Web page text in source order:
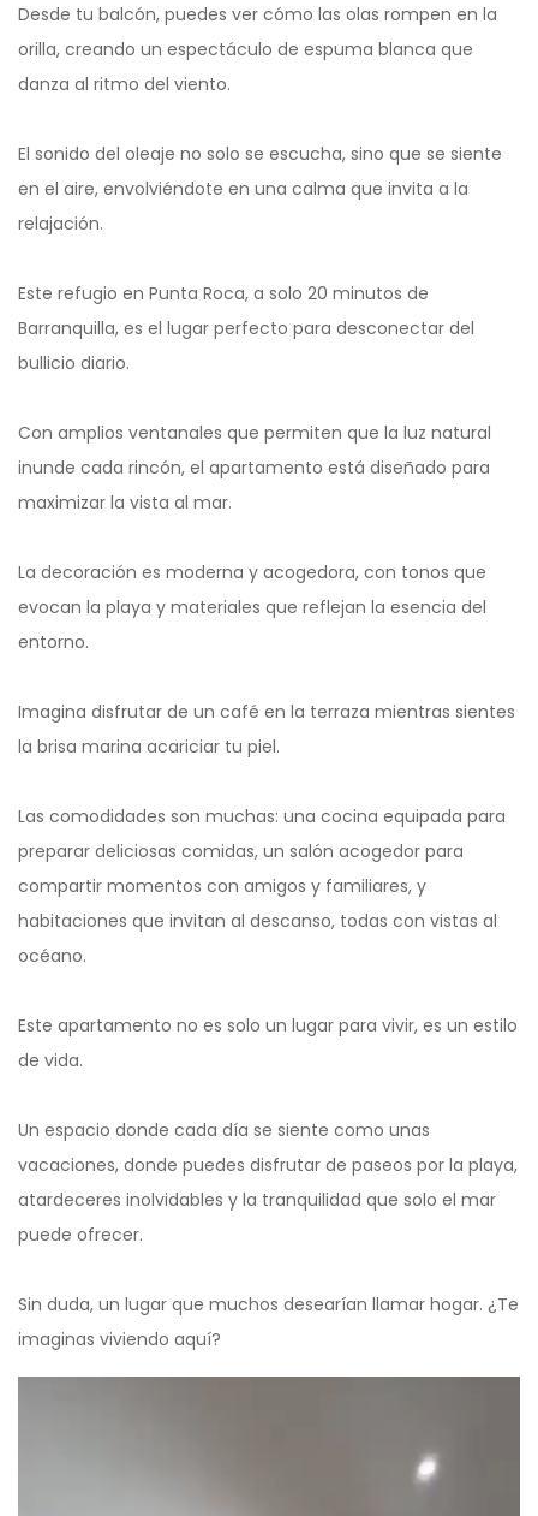
Desde tu balcón, puedes ver cómo las olas rompen en la
orilla, creando un espectáculo de espuma blanca que
danza al ritmo del viento.
El sonido del oleaje no solo se escucha, sino que se siente
en el aire, envolviéndote en una calma que invita a la
relajación.
Este refugio en Punta Roca, a solo 20 minutos de
Barranquilla, es el lugar perfecto para desconectar del
bullicio diario.
Con amplios ventanales que permiten que la luz natural
inunde cada rincón, el apartamento está diseñado para
maximizar la vista al mar.
La decoración es moderna y acogedora, con tonos que
evocan la playa y materiales que reflejan la esencia del
entorno.
Imagina disfrutar de un café en la terraza mientras sientes
la brisa marina acariciar tu piel.
Las comodidades son muchas: una cocina equipada para
preparar deliciosas comidas, un salón acogedor para
compartir momentos con amigos y familiares, y
habitaciones que invitan al descanso, todas con vistas al
océano.
Este apartamento no es solo un lugar para vivir, es un estilo
de vida.
Un espacio donde cada día se siente como unas
vacaciones, donde puedes disfrutar de paseos por la playa,
atardeceres inolvidables y la tranquilidad que solo el mar
puede ofrecer.
Sin duda, un lugar que muchos desearían llamar hogar. ¿Te
imaginas viviendo aquí?